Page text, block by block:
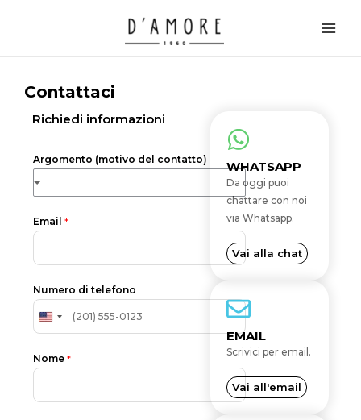
Contattaci
Richiedi informazioni
Argomento (motivo del contatto)
Email *
Numero di telefono
U
I
Nome *
WHATSAPP
Da oggi puoi
chattare con noi
via Whatsapp.
Vai alla chat
EMAIL
Scrivici per email.
Vai all'email